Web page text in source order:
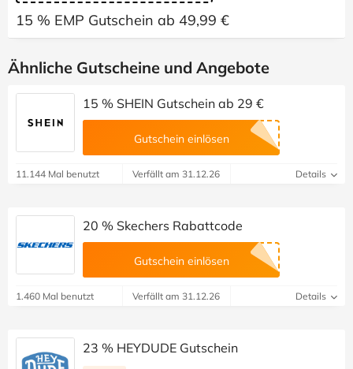
15 % EMP Gutschein ab 49,99 €
Ähnliche Gutscheine und Angebote
15 % SHEIN Gutschein ab 29 €
Gutschein einlösen
11.144 Mal benutzt Verfällt am 31.12.26 Details
20 % Skechers Rabattcode
Gutschein einlösen
1.460 Mal benutzt Verfällt am 31.12.26 Details
23 % HEYDUDE Gutschein